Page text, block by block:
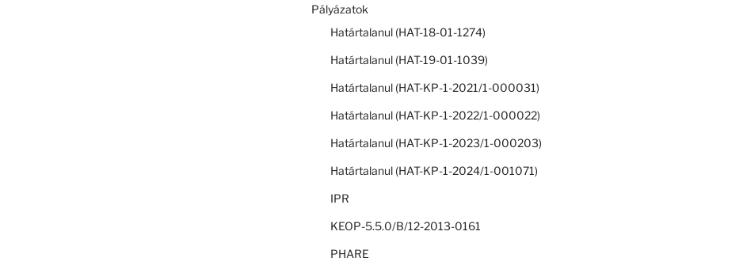
Pályázatok
Határtalanul (HAT-18-01-1274)
Határtalanul (HAT-19-01-1039)
Határtalanul (HAT-KP-1-2021/1-000031)
Határtalanul (HAT-KP-1-2022/1-000022)
Határtalanul (HAT-KP-1-2023/1-000203)
Határtalanul (HAT-KP-1-2024/1-001071)
IPR
KEOP-5.5.0/B/12-2013-0161
PHARE